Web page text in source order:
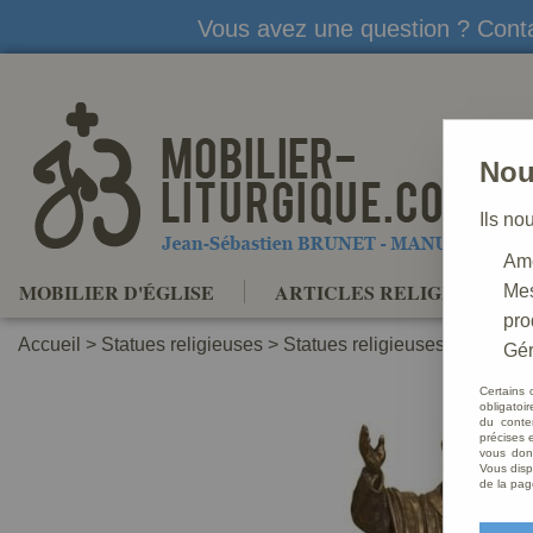
Vous avez une question ?
MOBILIER D'ÉGLISE ARTICLES RELIGIEUX
Accueil > Statues religieuses > Statues religieuses Saints
Ils
Certains
du
précises
vous
Vous
de la